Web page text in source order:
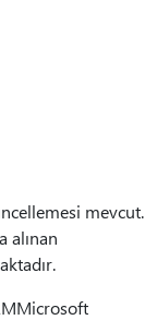
mevcut.
alınan